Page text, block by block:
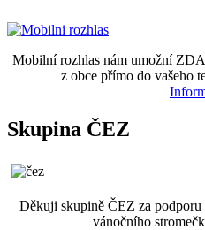
Mobilní rozhlas nám umožní
z obce přímo do vašeho
Skupina ČEZ
Děkuji skupině ČEZ za podporu
vánočního